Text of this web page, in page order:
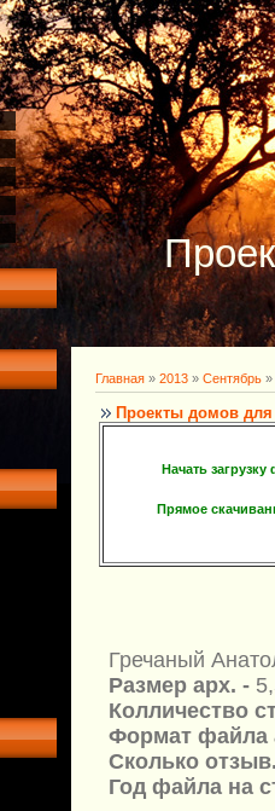
Главная » 2013 » Сентябрь »
Проекты домов для
Начать
Прямое
Гречаный
Размер арх. -
Колличество
Формат файла
Сколько
Год файла на